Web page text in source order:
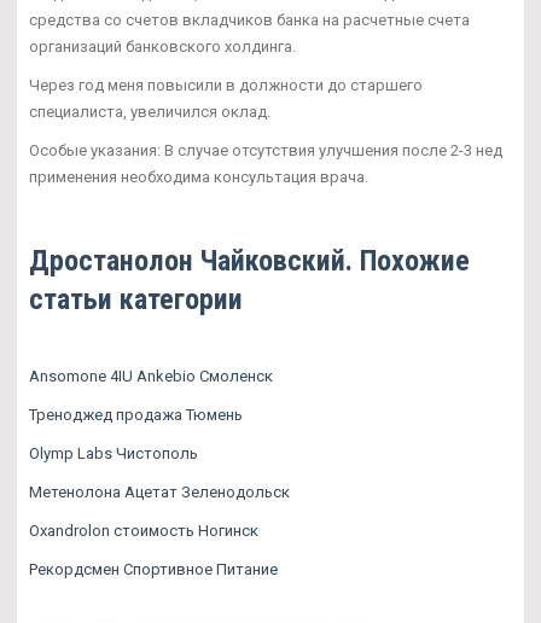
средства со счетов вкладчиков банка на расчетные счета
организаций банковского холдинга.
Через год меня повысили в должности до старшего
специалиста, увеличился оклад.
Особые указания: В случае отсутствия улучшения после 2-3 нед
применения необходима консультация врача.
Дростанолон Чайковский. Похожие
статьи категории
Ansomone 4IU Ankebio Смоленск
Треноджед продажа Тюмень
Olymp Labs Чистополь
Метенолона Ацетат Зеленодольск
Oxandrolon стоимость Ногинск
Рекордсмен Спортивное Питание